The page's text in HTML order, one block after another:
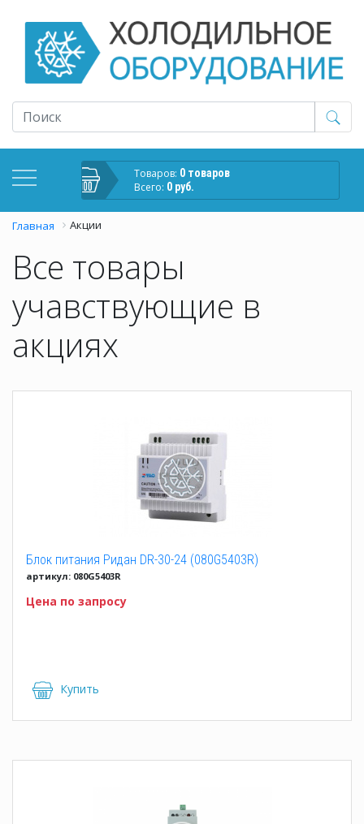
Товаров: 0 товаров
Всего: 0 руб.
Главная Акции
Все товары
учавствующие в
акциях
Блок питания Ридан DR-30-24 (080G5403R)
артикул: 080G5403R
Цена по запросу
Купить